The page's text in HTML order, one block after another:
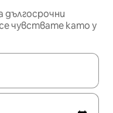
чувствате като у
използвайте